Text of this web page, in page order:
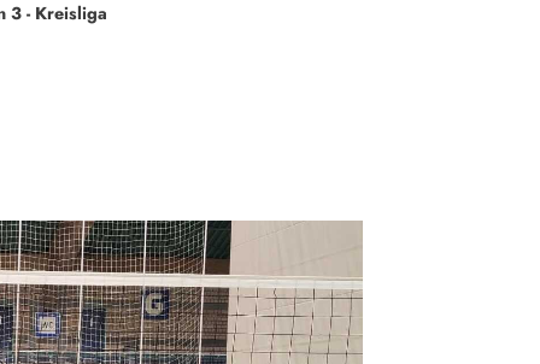
3 - Kreisliga